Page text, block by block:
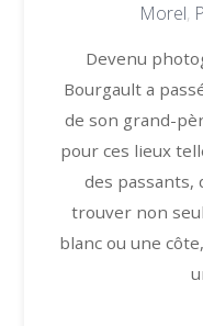
Morel,
Devenu
Bourgault a
de son grand-
pour ces lieux
des passants,
trouver non
blanc ou une